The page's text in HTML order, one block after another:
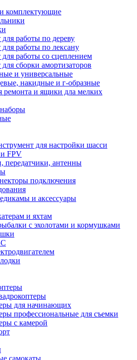
комплектующие
работы по дереву
работы по лексану
работы со сцеплением
сборки амортизаторов
и универсальные
накидные и г-образные
ремонта и ящики дла мелких
для настройки шасси
FPV
передатчики, антенны
подключения
и аксессуары
и яхтам
с эхолотами и кормушками
для начинающих
профессиональные для съемки
с камерой
самокаты